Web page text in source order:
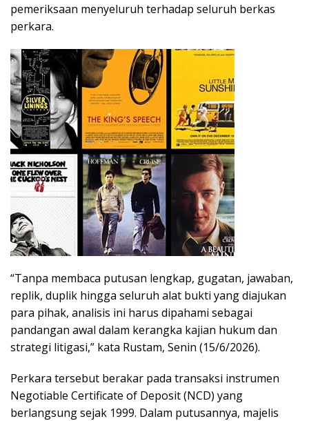
pemeriksaan menyeluruh terhadap seluruh berkas
perkara.
“Tanpa membaca putusan lengkap, gugatan, jawaban,
replik, duplik hingga seluruh alat bukti yang diajukan
para pihak, analisis ini harus dipahami sebagai
pandangan awal dalam kerangka kajian hukum dan
strategi litigasi,” kata Rustam, Senin (15/6/2026).
Perkara tersebut berakar pada transaksi instrumen
Negotiable Certificate of Deposit (NCD) yang
berlangsung sejak 1999. Dalam putusannya, majelis